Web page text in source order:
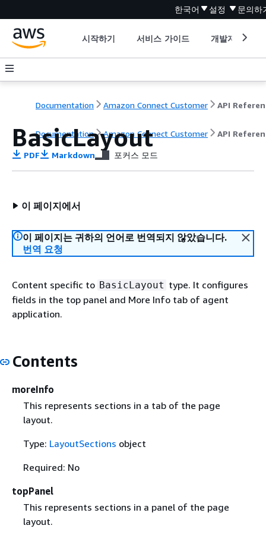
한국어 설정 문의하
시작하기 서비스 가이드 개발자 도구
Documentation Amazon Connect Customer API
Documentation Amazon Connect Customer API
BasicLayout
PDF Markdown 포커스 모드
이 페이지에서
이 페이지는 귀하의 언어로 번역되지 않았습니다.
번역 요청
Content specific to BasicLayout type. It configures
fields in the top panel and More Info tab of agent
application.
Contents
moreInfo
This represents sections in a tab of the page
layout.
Type: LayoutSections object
Required: No
topPanel
This represents sections in a panel of the page
layout.